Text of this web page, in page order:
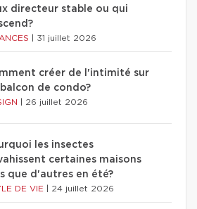
directeur stable ou qui
31 juillet 2026
créer de l'intimité sur
de condo?
26 juillet 2026
les insectes
certaines maisons
que d'autres en été?
DE VIE 24 juillet 2026